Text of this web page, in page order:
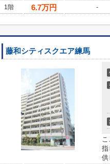
1階
6.7万円 -
藤和シティスクエア練馬
指
供